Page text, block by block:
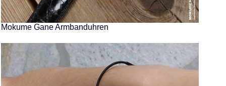
Mokume Gane Armbanduhren